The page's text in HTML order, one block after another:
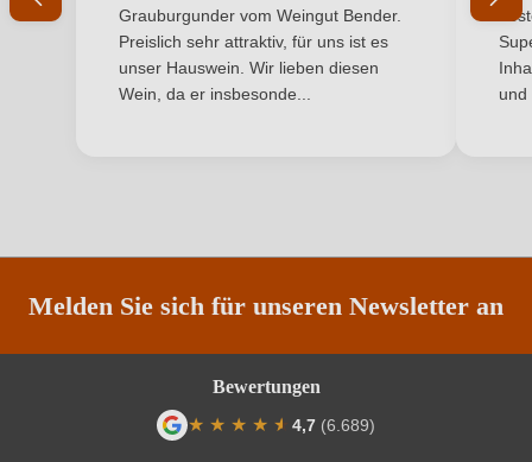
Inhalt 0,75 L
2024
Rebsorte
Region Piemont
Säuregehalt in g/L
Ich habe mein Passwort vergessen
Grauburgunder vom Weingut Bender.
Preislich sehr attraktiv, für uns ist es
unser Hauswein. Wir lieben diesen
Wein, da er insbesonde...
und
Melden Sie sich für unseren Newsletter an
Bewertungen
★ ★ ★ ★ ★
★ 4,7 (6.689)